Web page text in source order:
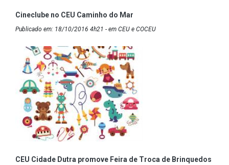
Cineclube no CEU Caminho do Mar
Publicado em: 18/10/2016 4h21 - em CEU e COCEU
CEU Cidade Dutra promove Feira de Troca de Brinquedos